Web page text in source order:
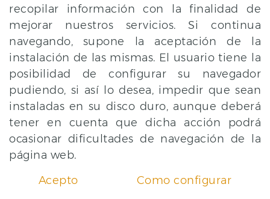
con el apoyo de
POLÍTICA DE COOKIES AVISO LEGAL CONDICIONES
recopilar información con la finalidad de
mejorar nuestros servicios. Si continua
navegando, supone la aceptación de la
instalación de las mismas. El usuario tiene la
posibilidad de configurar su navegador
pudiendo, si así lo desea, impedir que sean
instaladas en su disco duro, aunque deberá
tener en cuenta que dicha acción podrá
ocasionar dificultades de navegación de la
página web.
Acepto
Como configurar